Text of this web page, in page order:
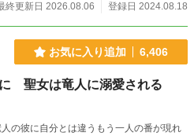
終更新日 2026.08.06
登録日 2024.08.18
お気に入り追加 6,406
聖女は竜人に溺愛される
の彼に自分とは違うもう一人の番が現れ